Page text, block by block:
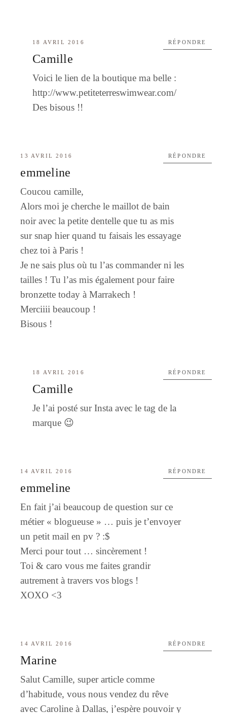
18 AVRIL 2016
Camille
Voici le lien de la boutique ma belle :
http://www.petiteterreswimwear.com/
Des bisous !!
RÉPONDRE
13 AVRIL 2016
emmeline
Coucou camille,
Alors moi je cherche le maillot de bain
noir avec la petite dentelle que tu as mis
sur snap hier quand tu faisais les essayage
chez toi à Paris !
Je ne sais plus où tu l’as commander ni les
tailles ! Tu l’as mis également pour faire
bronzette today à Marrakech !
Merciiii beaucoup !
Bisous !
RÉPONDRE
18 AVRIL 2016
Camille
Je l’ai posté sur Insta avec le tag de la
marque 😉
RÉPONDRE
14 AVRIL 2016
emmeline
En fait j’ai beaucoup de question sur ce
métier « blogueuse » … puis je t’envoyer
un petit mail en pv ? :$
Merci pour tout … sincèrement !
Toi & caro vous me faites grandir
autrement à travers vos blogs !
XOXO <3
RÉPONDRE
14 AVRIL 2016
Marine
Salut Camille, super article comme
d’habitude, vous nous vendez du rêve
avec Caroline à Dallas, j’espère pouvoir y
RÉPONDRE